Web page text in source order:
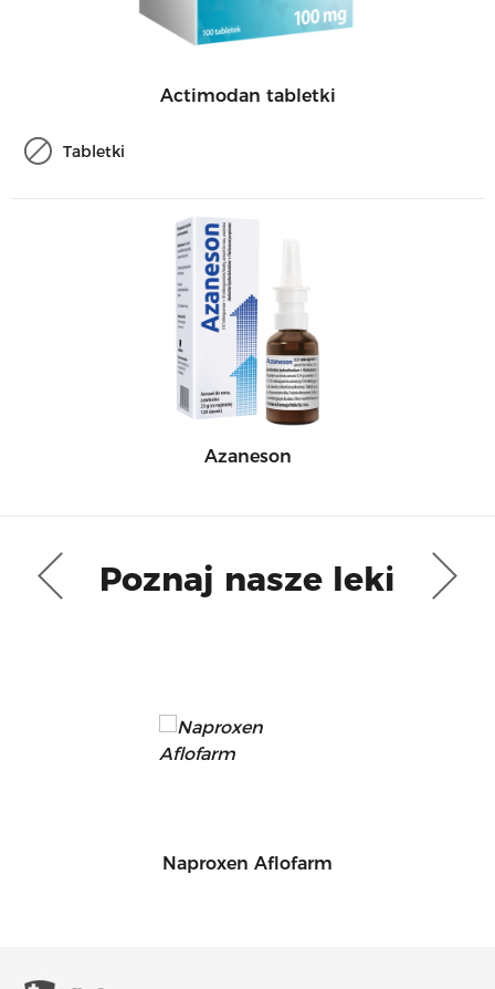
Actimodan tabletki
Tabletki
Azaneson
Poznaj nasze leki
Naproxen Aflofarm